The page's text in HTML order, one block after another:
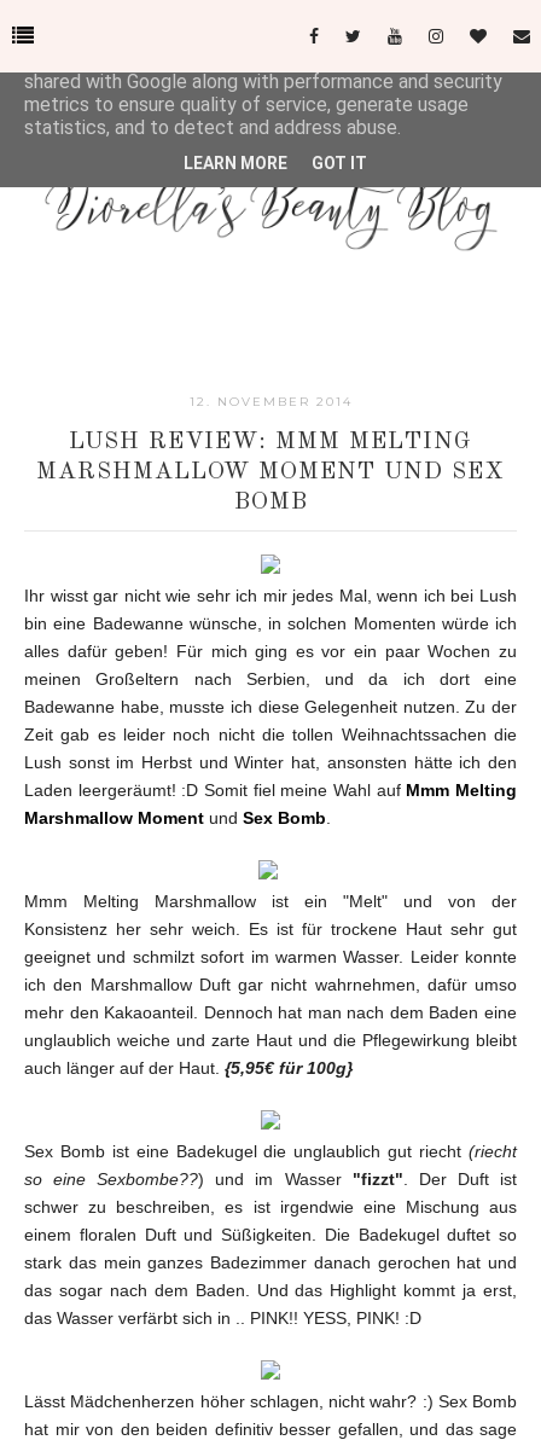
12. NOVEMBER 2014
LUSH REVIEW: MMM MELTING
MARSHMALLOW MOMENT UND SEX
BOMB
Ihr wisst gar nicht wie sehr ich mir jedes Mal, wenn ich bei Lush
bin eine Badewanne wünsche, in solchen Momenten würde ich
alles dafür geben! Für mich ging es vor ein paar Wochen zu
meinen Großeltern nach Serbien, und da ich dort eine
Badewanne habe, musste ich diese Gelegenheit nutzen. Zu der
Zeit gab es leider noch nicht die tollen Weihnachtssachen die
Lush sonst im Herbst und Winter hat, ansonsten hätte ich den
Laden leergeräumt! :D Somit fiel meine Wahl auf Mmm Melting
Marshmallow Moment und Sex Bomb
Mmm Melting Marshmallow ist ein "Melt" und von der
Konsistenz her sehr weich. Es ist für trockene Haut sehr gut
geeignet und schmilzt sofort im warmen Wasser. Leider konnte
ich den Marshmallow Duft gar nicht wahrnehmen, dafür umso
mehr den Kakaoanteil. Dennoch hat man nach dem Baden eine
unglaublich weiche und zarte Haut und die Pflegewirkung bleibt
auch länger auf der Haut. {5,95€ für 100g}
Sex Bomb ist eine Badekugel die unglaublich gut riecht (riecht
so eine Sexbombe??) und im Wasser "fizzt" . Der Duft ist
schwer zu beschreiben, es ist irgendwie eine Mischung aus
einem floralen Duft und Süßigkeiten. Die Badekugel duftet so
stark das mein ganzes Badezimmer danach gerochen hat und
das sogar nach dem Baden. Und das Highlight kommt ja erst,
das Wasser verfärbt sich in .. PINK!! YESS, PINK! :D
Lässt Mädchenherzen höher schlagen, nicht wahr? :) Sex Bomb
hat mir von den beiden definitiv besser gefallen, und das sage
This site uses cookies from Google to deliver its services
shared with Google along with performance and security
metrics to ensure quality of service, generate usage
statistics, and to detect and address abuse.
LEARN MORE GOT IT